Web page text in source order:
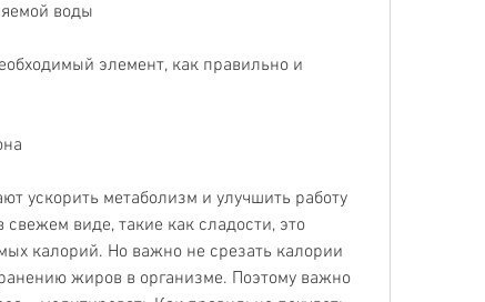
воды
элемент, как правильно и
ускорить метаболизм и улучшить работу
виде, такие как сладости, это
калорий. Но важно не срезать калории
жиров в организме. Поэтому важно